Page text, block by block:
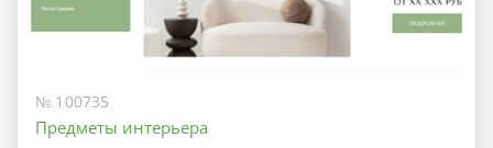
№ 100735
Предметы интерьера